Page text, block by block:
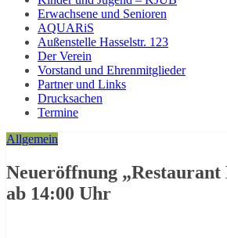
Erwachsene und Senioren
AQUARiS
Außenstelle Hasselstr. 123
Der Verein
Vorstand und Ehrenmitglieder
Partner und Links
Drucksachen
Termine
Allgemein
Neueröffnung „Restaurant
ab 14:00 Uhr